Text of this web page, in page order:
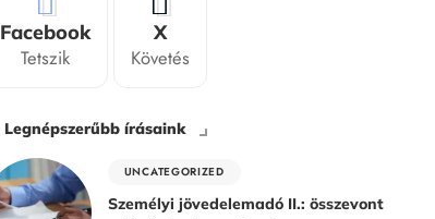
Facebook
Tetszik
X
Követés
Legnépszerűbb írásaink
UNCATEGORIZED
Személyi jövedelemadó II.: összevont